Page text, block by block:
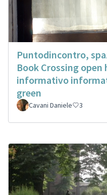
Puntodincontro,
Book Crossing open
informativo
green
Cavani Daniele 3